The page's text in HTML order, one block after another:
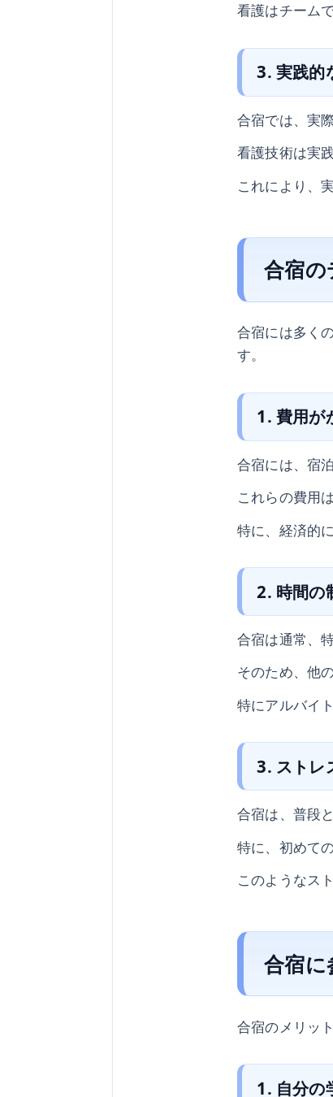
看護はチーム
3. 実践的
合宿では、実
看護技術は実
これにより、
合宿の
合宿には多く
す。
1. 費用が
合宿には、宿
これらの費用
特に、経済的
2. 時間の
合宿は通常、
そのため、他
特にアルバイ
3. ストレ
合宿は、普段
特に、初めて
このようなス
合宿に
合宿のメリッ
1. 自分の